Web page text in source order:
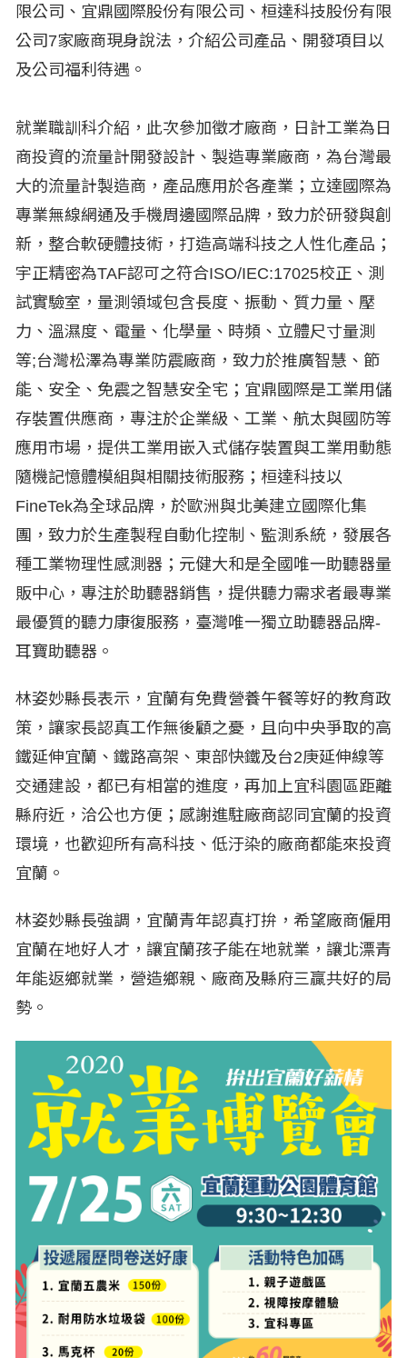
限公司、宜鼎國際股份有限公司、桓達科技股份有限
公司7家廠商現身說法，介紹公司產品、開發項目以
及公司福利待遇。
就業職訓科介紹，此次參加徵才廠商，日計工業為日
商投資的流量計開發設計、製造專業廠商，為台灣最
大的流量計製造商，產品應用於各產業；立達國際為
專業無線網通及手機周邊國際品牌，致力於研發與創
新，整合軟硬體技術，打造高端科技之人性化產品；
宇正精密為TAF認可之符合ISO/IEC:17025校正、測
試實驗室，量測領域包含長度、振動、質力量、壓
力、溫濕度、電量、化學量、時頻、立體尺寸量測
等;台灣松澤為專業防震廠商，致力於推廣智慧、節
能、安全、免震之智慧安全宅；宜鼎國際是工業用儲
存裝置供應商，專注於企業級、工業、航太與國防等
應用市場，提供工業用嵌入式儲存裝置與工業用動態
隨機記憶體模組與相關技術服務；桓達科技以
FineTek為全球品牌，於歐洲與北美建立國際化集
團，致力於生產製程自動化控制、監測系統，發展各
種工業物理性感測器；元健大和是全國唯一助聽器量
販中心，專注於助聽器銷售，提供聽力需求者最專業
最優質的聽力康復服務，臺灣唯一獨立助聽器品牌-
耳寶助聽器。
林姿妙縣長表示，宜蘭有免費營養午餐等好的教育政
策，讓家長認真工作無後顧之憂，且向中央爭取的高
鐵延伸宜蘭、鐵路高架、東部快鐵及台2庚延伸線等
交通建設，都已有相當的進度，再加上宜科園區距離
縣府近，洽公也方便；感謝進駐廠商認同宜蘭的投資
環境，也歡迎所有高科技、低汙染的廠商都能來投資
宜蘭。
林姿妙縣長強調，宜蘭青年認真打拚，希望廠商僱用
宜蘭在地好人才，讓宜蘭孩子能在地就業，讓北漂青
年能返鄉就業，營造鄉親、廠商及縣府三贏共好的局
勢。